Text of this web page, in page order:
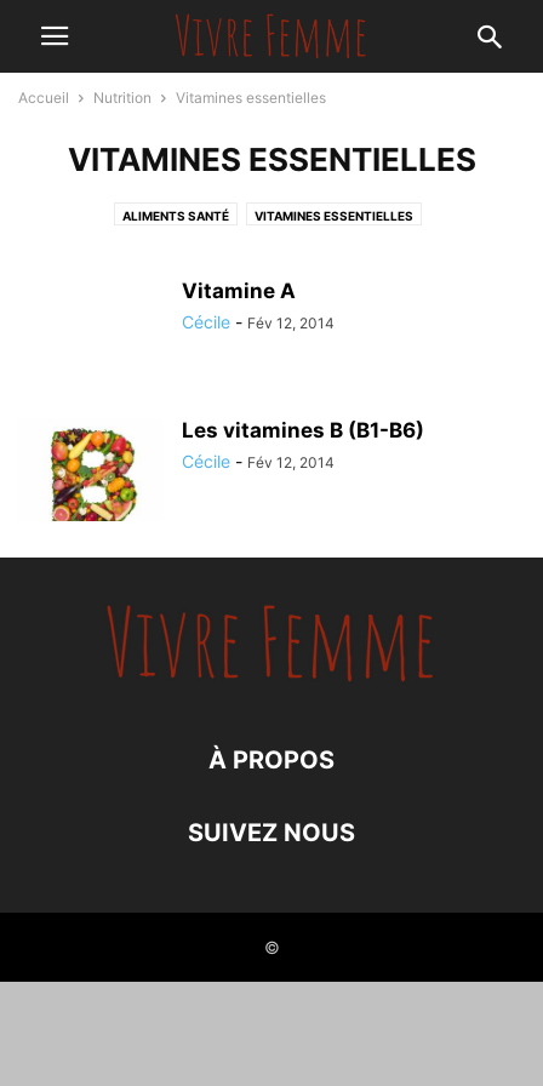
Accueil Nutrition Vitamines essentielles
VITAMINES ESSENTIELLES
ALIMENTS SANTÉ VITAMINES ESSENTIELLES
Vitamine A
Cécile - Fév 12, 2014
Les vitamines B (B1-B6)
Cécile - Fév 12, 2014
À PROPOS
SUIVEZ NOUS
©